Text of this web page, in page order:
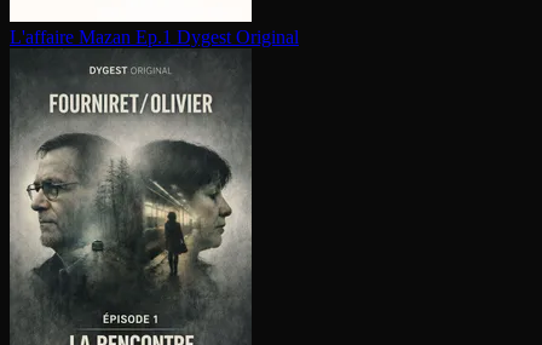
L'affaire Mazan Ep.1 Dygest Original